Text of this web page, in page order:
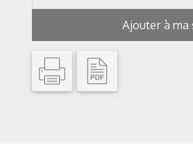
Ajouter à ma